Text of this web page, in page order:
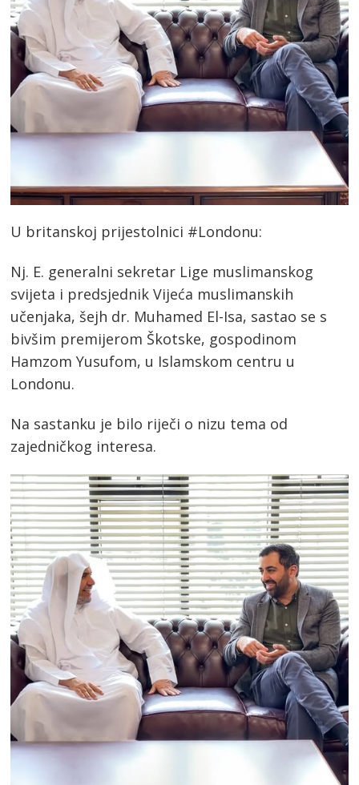
U britanskoj prijestolnici #Londonu:
Nj. E. generalni sekretar Lige muslimanskog
svijeta i predsjednik Vijeća muslimanskih
učenjaka, šejh dr. Muhamed El-Isa, sastao se s
bivšim premijerom Škotske, gospodinom
Hamzom Yusufom, u Islamskom centru u
Londonu.
Na sastanku je bilo riječi o nizu tema od
zajedničkog interesa.